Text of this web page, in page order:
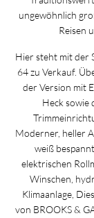
ungewöhnlich
Reisen
Hier steht mit der
64 zu Verkauf.
der Version mit
Heck sowie
Moderner, heller
weiß
elektrischen
Winschen,
Klimaanlage,
von BROOKS &